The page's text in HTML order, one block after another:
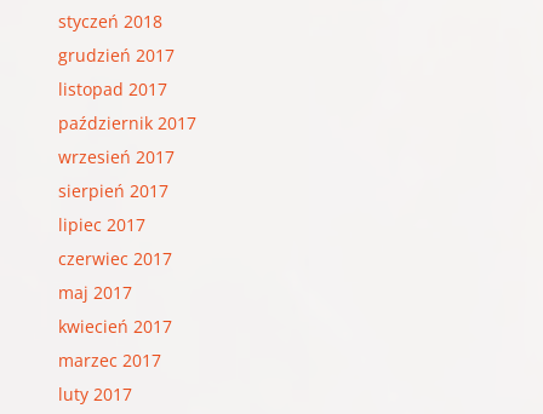
styczeń 2018
grudzień 2017
listopad 2017
październik 2017
wrzesień 2017
sierpień 2017
lipiec 2017
czerwiec 2017
maj 2017
kwiecień 2017
marzec 2017
luty 2017